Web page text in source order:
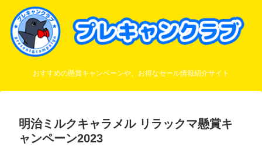
おすすめの懸賞キャンペーンや、お得なセール情報紹介サイト
明治ミルクキャラメル リラックマ懸賞キ
ャンペーン2023